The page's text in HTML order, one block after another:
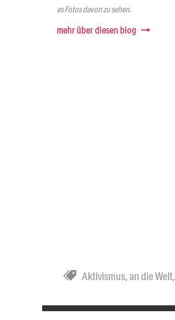
es Fotos davon zu sehen.
mehr über diesen blog
Aktivismus,an die Welt,